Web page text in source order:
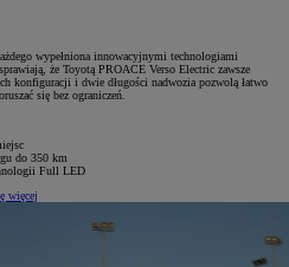
wypełniona innowacyjnymi technologiami
że Toyotą PROACE Verso Electric zawsze
konfiguracji i dwie długości nadwozia pozwolą łatwo
się bez ograniczeń.
do 350 km
Full LED
więcej